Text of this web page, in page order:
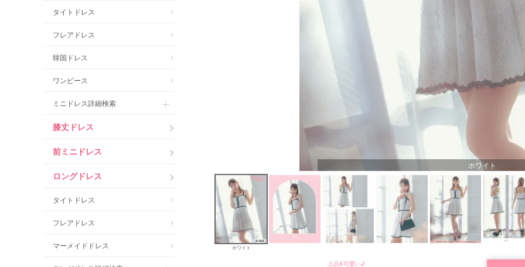
タイトドレス
フレアドレス
韓国ドレス
ワンピース
ミニドレス詳細検索
膝丈ドレス
前ミニドレス
ロングドレス
タイトドレス
フレアドレス
マーメイドドレス
ホワイト
ホワイト
上品&可愛い♪